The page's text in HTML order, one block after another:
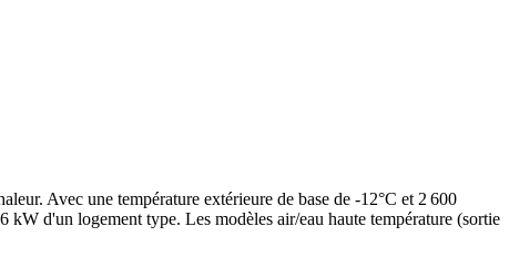
Avec une température extérieure de base de -12°C et 2 600
d'un logement type. Les modèles air/eau haute température (sortie